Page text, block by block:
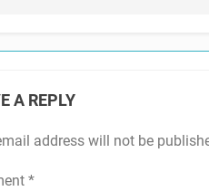
A REPLY
address will not be
*